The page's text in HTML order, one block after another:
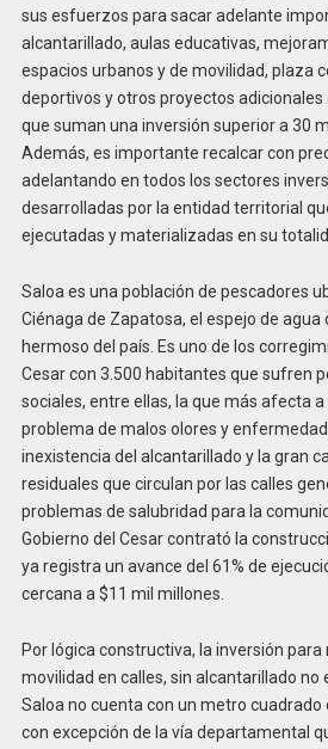
sus esfuerzos para sacar adelante
alcantarillado, aulas educativas,
espacios urbanos y de movilidad, plaza
deportivos y otros proyectos
que suman una inversión superior a 30
Además, es importante recalcar con
adelantando en todos los sectores
desarrolladas por la entidad territorial
ejecutadas y materializadas en su
Saloa es una población de pescadores
Ciénaga de Zapatosa, el espejo de agua
hermoso del país. Es uno de los
Cesar con 3.500 habitantes que sufren
sociales, entre ellas, la que más afecta a
problema de malos olores y
inexistencia del alcantarillado y la gran
residuales que circulan por las calles
problemas de salubridad para la
Gobierno del Cesar contrató la
ya registra un avance del 61% de
cercana a $11 mil millones.
Por lógica constructiva, la inversión
movilidad en calles, sin alcantarillado no
Saloa no cuenta con un metro
con excepción de la vía departamental